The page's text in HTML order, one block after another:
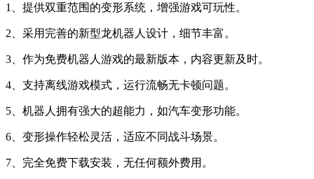
1、提供双重范围的变形系统，增强游戏可玩性。
2、采用完善的新型龙机器人设计，细节丰富。
3、作为免费机器人游戏的最新版本，内容更新及时。
4、支持离线游戏模式，运行流畅无卡顿问题。
5、机器人拥有强大的超能力，如汽车变形功能。
6、变形操作轻松灵活，适应不同战斗场景。
7、完全免费下载安装，无任何额外费用。